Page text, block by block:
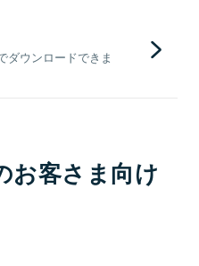
ダウンロードできま
お客さま向け